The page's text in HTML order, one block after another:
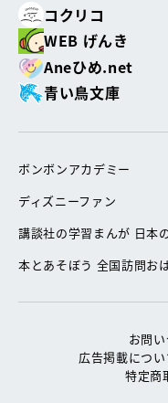
コクリコ
WEB げんき
Aneひめ.net
青い鳥文庫
ボンボンアカデミー
ディズニーファン
講談社の学習まんが 日本
本とあそぼう 全国訪問お
お問
広告掲載につい
特定商